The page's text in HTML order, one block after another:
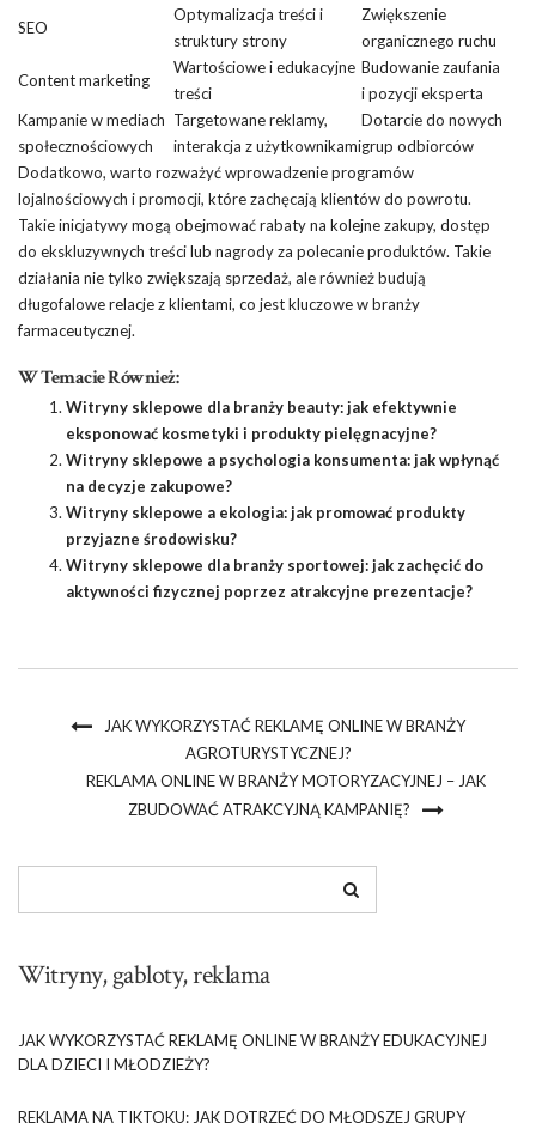
SEO
Optymalizacja treści i
struktury strony
Zwiększenie
organicznego ruchu
Content marketing
Wartościowe i edukacyjne
treści
Budowanie zaufania
i pozycji eksperta
Kampanie w mediach
społecznościowych
Targetowane reklamy,
interakcja z użytkownikami
Dotarcie do nowych
grup odbiorców
Dodatkowo, warto rozważyć wprowadzenie programów
lojalnościowych i promocji, które zachęcają klientów do powrotu.
Takie inicjatywy mogą obejmować rabaty na kolejne zakupy, dostęp
do ekskluzywnych treści lub nagrody za polecanie produktów. Takie
działania nie tylko zwiększają sprzedaż, ale również budują
długofalowe relacje z klientami, co jest kluczowe w branży
farmaceutycznej.
W Temacie Również:
Witryny sklepowe dla branży beauty: jak efektywnie
eksponować kosmetyki i produkty pielęgnacyjne?
Witryny sklepowe a psychologia konsumenta: jak wpłynąć
na decyzje zakupowe?
Witryny sklepowe a ekologia: jak promować produkty
przyjazne środowisku?
Witryny sklepowe dla branży sportowej: jak zachęcić do
aktywności fizycznej poprzez atrakcyjne prezentacje?
JAK WYKORZYSTAĆ REKLAMĘ ONLINE W BRANŻY
AGROTURYSTYCZNEJ?
REKLAMA ONLINE W BRANŻY MOTORYZACYJNEJ – JAK
ZBUDOWAĆ ATRAKCYJNĄ KAMPANIĘ?
Witryny, gabloty, reklama
JAK WYKORZYSTAĆ REKLAMĘ ONLINE W BRANŻY EDUKACYJNEJ
DLA DZIECI I MŁODZIEŻY?
REKLAMA NA TIKTOKU: JAK DOTRZEĆ DO MŁODSZEJ GRUPY